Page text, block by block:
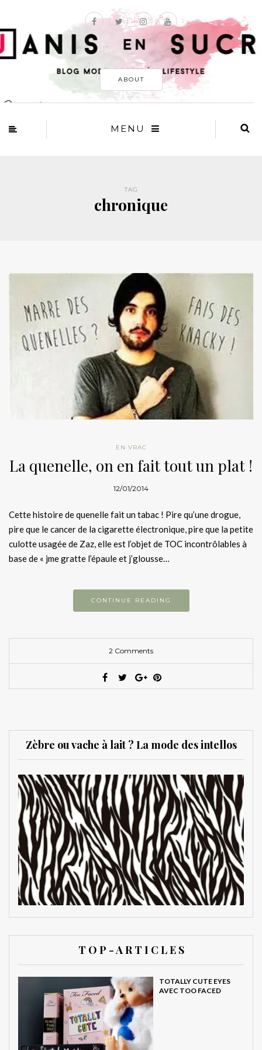
ABOUT
MENU
TAG
chronique
EN VRAC
La quenelle, on en fait tout un plat !
12/01/2014
Cette histoire de quenelle fait un tabac ! Pire qu’une drogue,
pire que le cancer de la cigarette électronique, pire que la petite
culotte usagée de Zaz, elle est l’objet de TOC incontrôlables à
base de « jme gratte l’épaule et j’glousse…
CONTINUE READING
2 Comments
Zèbre ou vache à lait ? La mode des intellos
T O P - A R T I C L E S
TOTALLY CUTE EYES
AVEC TOO FACED